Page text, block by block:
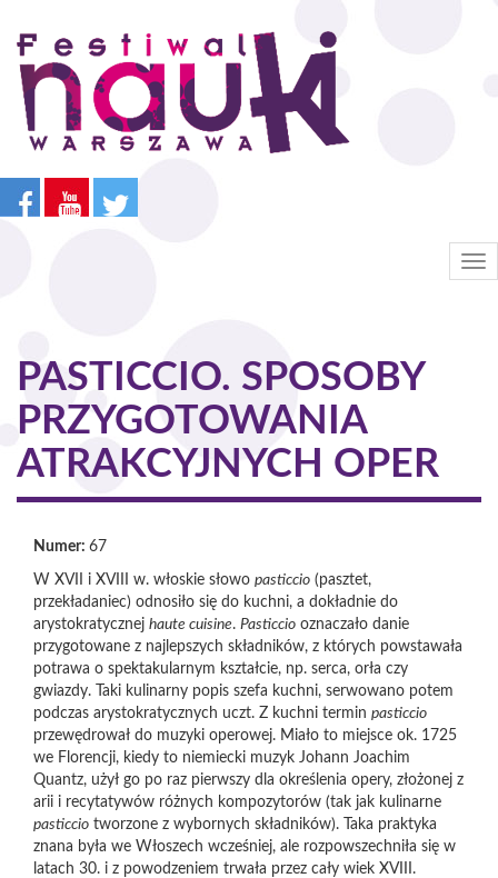
Przejdź
treści
PASTICCIO. SPOSOBY
PRZYGOTOWANIA
ATRAKCYJNYCH OPER
Numer: 67
W XVII i XVIII w. włoskie słowo pasticcio (pasztet,
przekładaniec) odnosiło się do kuchni, a dokładnie do
arystokratycznej haute cuisine. Pasticcio oznaczało danie
przygotowane z najlepszych składników, z których powstawała
potrawa o spektakularnym kształcie, np. serca, orła czy
gwiazdy. Taki kulinarny popis szefa kuchni, serwowano potem
podczas arystokratycznych uczt. Z kuchni termin pasticcio
przewędrował do muzyki operowej. Miało to miejsce ok. 1725
we Florencji, kiedy to niemiecki muzyk Johann Joachim
Quantz, użył go po raz pierwszy dla określenia opery, złożonej z
arii i recytatywów różnych kompozytorów (tak jak kulinarne
pasticcio tworzone z wybornych składników). Taka praktyka
znana była we Włoszech wcześniej, ale rozpowszechniła się w
latach 30. i z powodzeniem trwała przez cały wiek XVIII.